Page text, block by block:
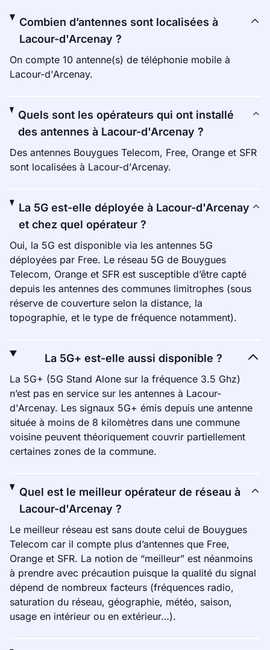
Combien d’antennes sont localisées à
Lacour-d'Arcenay ?
On compte 10 antenne(s) de téléphonie mobile à
Lacour-d'Arcenay.
Quels sont les opérateurs qui ont installé
des antennes à Lacour-d'Arcenay ?
Des antennes Bouygues Telecom, Free, Orange et SFR
sont localisées à Lacour-d'Arcenay.
La 5G est-elle déployée à Lacour-d'Arcenay
et chez quel opérateur ?
Oui, la 5G est disponible via les antennes 5G
déployées par Free. Le réseau 5G de Bouygues
Telecom, Orange et SFR est susceptible d’être capté
depuis les antennes des communes limitrophes (sous
réserve de couverture selon la distance, la
topographie, et le type de fréquence notamment).
La 5G+ est-elle aussi disponible ?
La 5G+ (5G Stand Alone sur la fréquence 3.5 Ghz)
n’est pas en service sur les antennes à Lacour-
d'Arcenay. Les signaux 5G+ émis depuis une antenne
située à moins de 8 kilomètres dans une commune
voisine peuvent théoriquement couvrir partiellement
certaines zones de la commune.
Quel est le meilleur opérateur de réseau à
Lacour-d'Arcenay ?
Le meilleur réseau est sans doute celui de Bouygues
Telecom car il compte plus d’antennes que Free,
Orange et SFR. La notion de “meilleur” est néanmoins
à prendre avec précaution puisque la qualité du signal
dépend de nombreux facteurs (fréquences radio,
saturation du réseau, géographie, météo, saison,
usage en intérieur ou en extérieur…).